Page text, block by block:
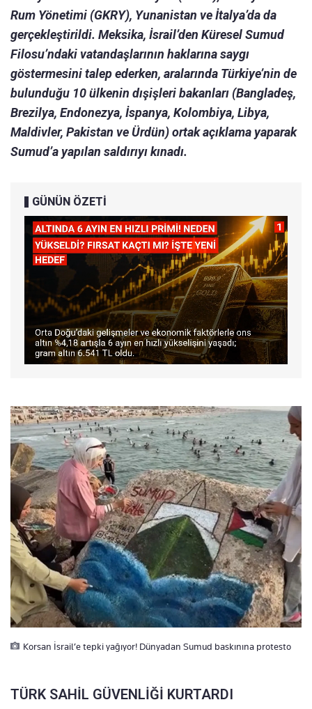
Rum Yönetimi (GKRY), Yunanistan ve İtalya’da da
gerçekleştirildi. Meksika, İsrail’den Küresel Sumud
Filosu’ndaki vatandaşlarının haklarına saygı
göstermesini talep ederken, aralarında Türkiye’nin de
bulunduğu 10 ülkenin dışişleri bakanları (Bangladeş,
Brezilya, Endonezya, İspanya, Kolombiya, Libya,
Maldivler, Pakistan ve Ürdün) ortak açıklama yaparak
Sumud’a yapılan saldırıyı kınadı.
GÜNÜN ÖZETİ
Korsan İsrail’e tepki yağıyor! Dünyadan Sumud baskınına protesto
TÜRK SAHİL GÜVENLİĞİ KURTARDI